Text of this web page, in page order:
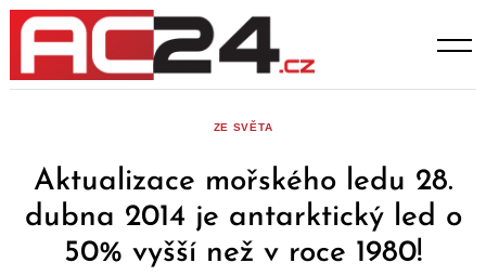
Skip
content
ZE SVĚTA
Aktualizace mořského ledu 28.
dubna 2014 je antarktický led o
50% vyšší než v roce 1980!